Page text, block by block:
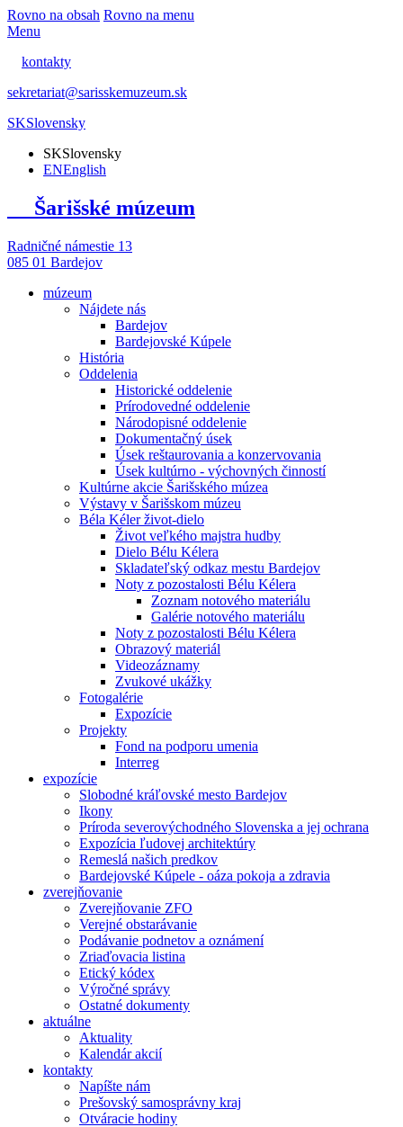
Rovno na obsah Rovno na menu
Menu
kontakty
sekretariat@sarisskemuzeum.sk
SKSlovensky
SKSlovensky
ENEnglish
Šarišské múzeum
Radničné námestie 13
085 01 Bardejov
múzeum
Nájdete nás
Bardejov
Bardejovské Kúpele
História
Oddelenia
Historické oddelenie
Prírodovedné oddelenie
Národopisné oddelenie
Dokumentačný úsek
Úsek reštaurovania a konzervovania
Úsek kultúrno - výchovných činností
Kultúrne akcie Šarišského múzea
Výstavy v Šarišskom múzeu
Béla Kéler život-dielo
Život veľkého majstra hudby
Dielo Bélu Kélera
Skladateľský odkaz mestu Bardejov
Noty z pozostalosti Bélu Kélera
Zoznam notového materiálu
Galérie notového materiálu
Noty z pozostalosti Bélu Kélera
Obrazový materiál
Videozáznamy
Zvukové ukážky
Fotogalérie
Expozície
Projekty
Fond na podporu umenia
Interreg
expozície
Slobodné kráľovské mesto Bardejov
Ikony
Príroda severovýchodného Slovenska a jej ochrana
Expozícia ľudovej architektúry
Remeslá našich predkov
Bardejovské Kúpele - oáza pokoja a zdravia
zverejňovanie
Zverejňovanie ZFO
Verejné obstarávanie
Podávanie podnetov a oznámení
Zriaďovacia listina
Etický kódex
Výročné správy
Ostatné dokumenty
aktuálne
Aktuality
Kalendár akcií
kontakty
Napíšte nám
Prešovský samosprávny kraj
Otváracie hodiny